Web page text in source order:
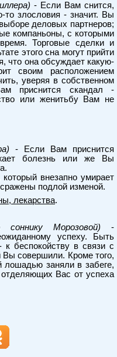
- Если Вам снится,
то злословия - значит. Вы
деловых партнеров;
компаньоны, с которыми
Торговые сделки и
этого сна могут прийти
что она обсуждает какую-
своим расположением
уверяя в собственном
приснится скандал -
или женитьбу Вам не
- Если Вам приснится
болезнь или же Вы
внезапно умирает
подлой изменой.
лекарства.
соннику Морозовой) -
успеху. Быть
к беспокойству в связи с
Вы совершили. Кроме того,
лошадью заняли в забеге,
отделяющих Вас от успеха